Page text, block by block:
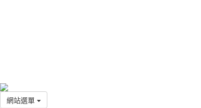
網站選單